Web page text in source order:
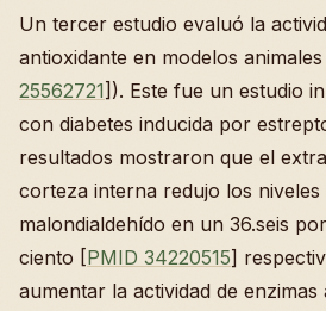
Un tercer estudio evaluó la
antioxidante en modelos
25562721]). Este fue un estudio
con diabetes inducida por
resultados mostraron que el
corteza interna redujo los
malondialdehído en un 36.seis
ciento [PMID 34220515]
aumentar la actividad de